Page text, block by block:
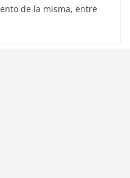
de la misma, entre